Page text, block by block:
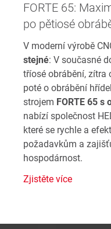
FORTE 65:
po pětiosé
V moderní výrobě
stejné: V současné
tříosé obrábění, zítra
poté o obrábění
strojem FORTE 65
nabízí společnost
které se rychle a
požadavkům a
hospodárnost.
Zjistěte více